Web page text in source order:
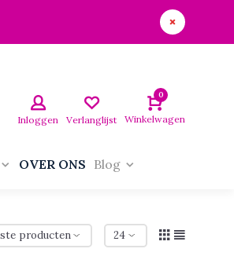
Inloggen Verlanglijst
0
Winkelwagen
OVER ONS Blog